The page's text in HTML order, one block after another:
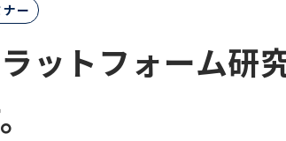
ー
ットフォーム研